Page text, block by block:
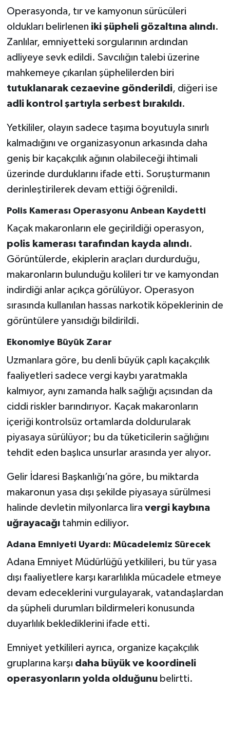
Operasyonda, tır ve kamyonun sürücüleri
oldukları belirlenen iki şüpheli gözaltına alındı.
Zanlılar, emniyetteki sorgularının ardından
adliyeye sevk edildi. Savcılığın talebi üzerine
mahkemeye çıkarılan şüphelilerden biri
tutuklanarak cezaevine gönderildi, diğeri ise
adli kontrol şartıyla serbest bırakıldı.
Yetkililer, olayın sadece taşıma boyutuyla sınırlı
kalmadığını ve organizasyonun arkasında daha
geniş bir kaçakçılık ağının olabileceği ihtimali
üzerinde durduklarını ifade etti. Soruşturmanın
derinleştirilerek devam ettiği öğrenildi.
Polis Kamerası Operasyonu Anbean Kaydetti
Kaçak makaronların ele geçirildiği operasyon,
polis kamerası tarafından kayda alındı.
Görüntülerde, ekiplerin araçları durdurduğu,
makaronların bulunduğu kolileri tır ve kamyondan
indirdiği anlar açıkça görülüyor. Operasyon
sırasında kullanılan hassas narkotik köpeklerinin de
görüntülere yansıdığı bildirildi.
Ekonomiye Büyük Zarar
Uzmanlara göre, bu denli büyük çaplı kaçakçılık
faaliyetleri sadece vergi kaybı yaratmakla
kalmıyor, aynı zamanda halk sağlığı açısından da
ciddi riskler barındırıyor. Kaçak makaronların
içeriği kontrolsüz ortamlarda doldurularak
piyasaya sürülüyor; bu da tüketicilerin sağlığını
tehdit eden başlıca unsurlar arasında yer alıyor.
Gelir İdaresi Başkanlığı’na göre, bu miktarda
makaronun yasa dışı şekilde piyasaya sürülmesi
halinde devletin milyonlarca lira vergi kaybına
uğrayacağıtahmin ediliyor.
Adana Emniyeti Uyardı: Mücadelemiz Sürecek
Adana Emniyet Müdürlüğü yetkilileri, bu tür yasa
dışı faaliyetlere karşı kararlılıkla mücadele etmeye
devam edeceklerini vurgulayarak, vatandaşlardan
da şüpheli durumları bildirmeleri konusunda
duyarlılık beklediklerini ifade etti.
Emniyet yetkilileri ayrıca, organize kaçakçılık
gruplarına karşı daha büyük ve koordineli
operasyonların yolda olduğunubelirtti.